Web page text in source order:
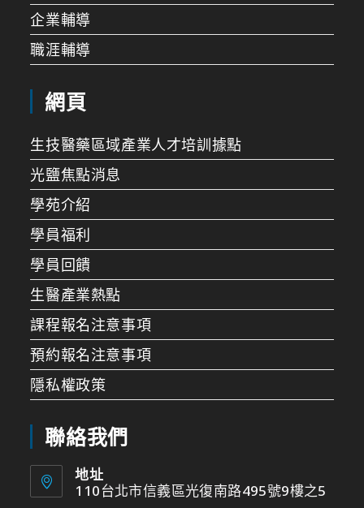
企業輔導
職涯輔導
網頁
生技醫藥區域產業人才培訓據點
光鹽焦點消息
學苑介紹
學員福利
學員回饋
生醫產業熱點
課程報名注意事項
預約報名注意事項
隱私權政策
聯絡我們
地址
110台北市信義區光復南路495號9樓之5